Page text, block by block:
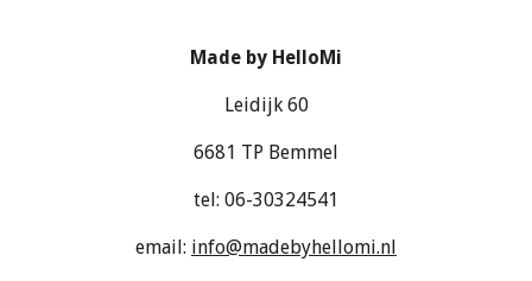
Made by HelloMi
Leidijk 60
6681 TP Bemmel
tel: 06-30324541
email: info@madebyhellomi.nl